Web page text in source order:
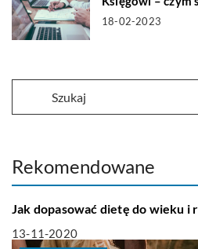
18-02-2023
Rekomendowane
LIFE & STYLE
Jak dopasować dietę do wieku i
13-11-2020